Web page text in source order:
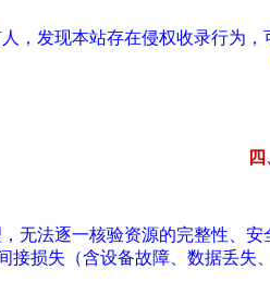
，发现本站存在侵权收录行为
无法逐一核验资源的完整性、
接损失（含设备故障、数据丢失